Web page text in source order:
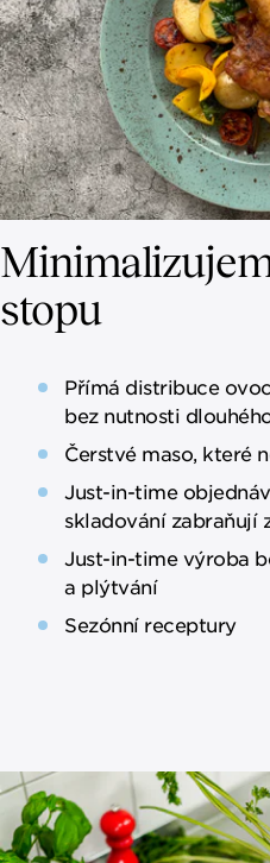
stopu
Přímá distribuce
bez nutnosti
Čerstvé maso, které
Just-in-time
skladování zabraňují
Just-in-time výroba
a plýtvání
Sezónní receptury